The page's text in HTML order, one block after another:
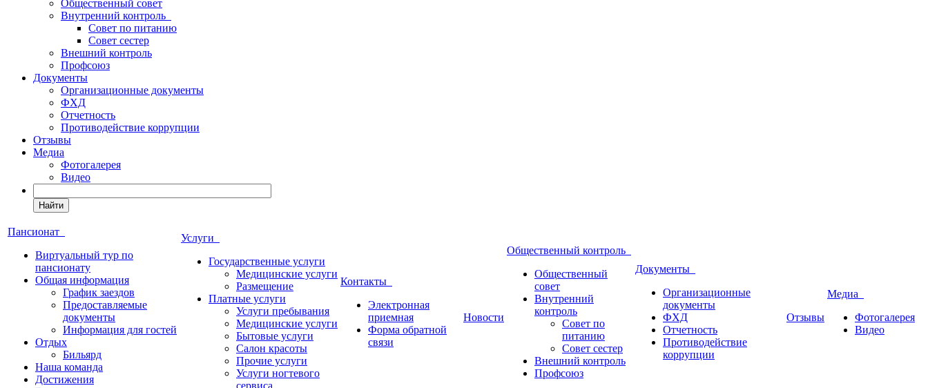
Общественный совет
Внутренний контроль
Совет по питанию
Совет сестер
Внешний контроль
Профсоюз
Документы
Организационные документы
ФХД
Отчетность
Противодействие коррупции
Отзывы
Медиа
Фотогалерея
Видео
Найти
Пансионат
Виртуальный тур по
пансионату
Общая информация
График заездов
Предоставляемые
документы
Информация для гостей
Отдых
Бильярд
Наша команда
Достижения
Услуги
Государственные услуги
Медицинские услуги
Размещение
Платные услуги
Услуги пребывания
Медицинские услуги
Бытовые услуги
Салон красоты
Прочие услуги
Услуги ногтевого
Контакты
Электронная
приемная
Форма обратной
связи
Новости
Общественный контроль
Общественный
совет
Внутренний
контроль
Совет по
питанию
Совет сестер
Внешний контроль
Профсоюз
Документы
Организационные
документы
ФХД
Отчетность
Противодействие
коррупции
Отзывы
Медиа
Фотогалерея
Видео